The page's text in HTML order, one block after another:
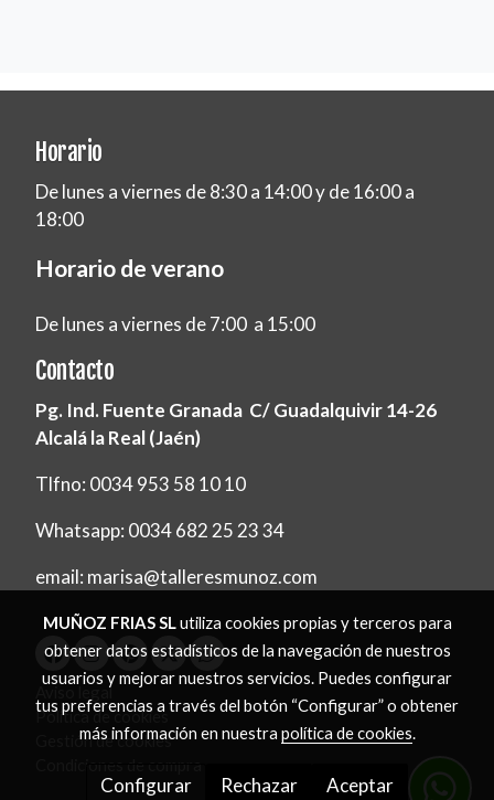
Horario
De lunes a viernes de 8:30 a 14:00 y de 16:00 a
18:00
Horario de verano
De lunes a viernes de 7:00 a 15:00
Contacto
Pg. Ind. Fuente Granada C/ Guadalquivir 14-26
Alcalá la Real (Jaén)
Tlfno: 0034 953 58 10 10
Whatsapp: 0034 682 25 23 34
email: marisa@talleresmunoz.com
Aviso legal
Política de cookies
Gestión de cookies
MUÑOZ FRIAS SLutiliza cookies propias y terceros para
obtener datos estadísticos de la navegación de nuestros
usuarios y mejorar nuestros servicios. Puedes configurar
tus preferencias a través del botón “Configurar” o obtener
más información en nuestra política de cookies.
Configurar Rechazar Aceptar